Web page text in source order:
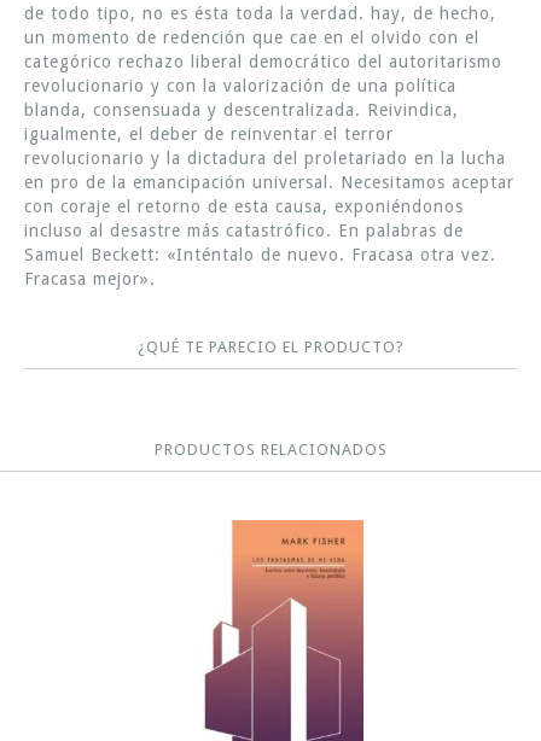
de todo tipo, no es ésta toda la verdad. hay, de hecho,
un momento de redención que cae en el olvido con el
categórico rechazo liberal democrático del autoritarismo
revolucionario y con la valorización de una política
blanda, consensuada y descentralizada. Reivindica,
igualmente, el deber de reinventar el terror
revolucionario y la dictadura del proletariado en la lucha
en pro de la emancipación universal. Necesitamos aceptar
con coraje el retorno de esta causa, exponiéndonos
incluso al desastre más catastrófico. En palabras de
Samuel Beckett: «Inténtalo de nuevo. Fracasa otra vez.
Fracasa mejor».
¿QUÉ TE PARECIO EL PRODUCTO?
PRODUCTOS RELACIONADOS